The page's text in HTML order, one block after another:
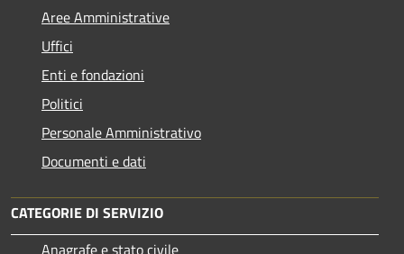
Aree Amministrative
Uffici
Enti e fondazioni
Politici
Personale Amministrativo
Documenti e dati
CATEGORIE DI SERVIZIO
Anagrafe e stato civile